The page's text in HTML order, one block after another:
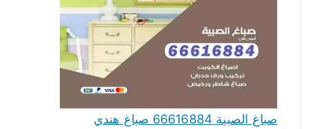
صباغ الصبية 66616884 صباغ هندي